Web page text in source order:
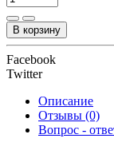
В корзину
Facebook
Twitter
Описание
Отзывы (0)
Вопрос -